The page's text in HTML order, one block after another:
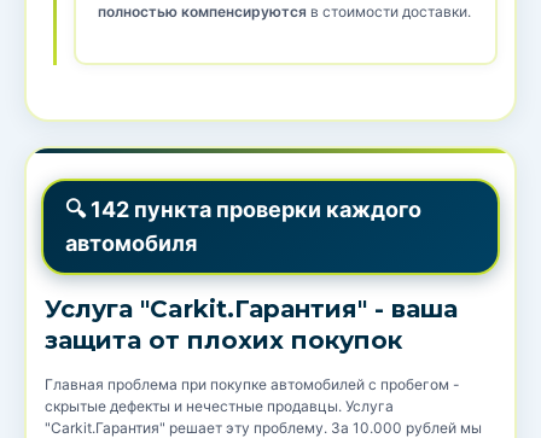
полностью компенсируются в стоимости доставки.
🔍 142 пункта проверки каждого
автомобиля
Услуга "Carkit.Гарантия" - ваша
защита от плохих покупок
Главная проблема при покупке автомобилей с пробегом -
скрытые дефекты и нечестные продавцы. Услуга
"Carkit.Гарантия" решает эту проблему. За 10.000 рублей мы